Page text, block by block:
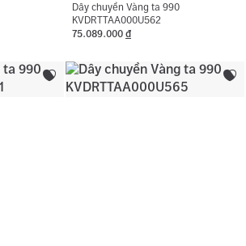
Dây chuyền Vàng ta 990
KVDRTTAA000U562
75.089.000 đ